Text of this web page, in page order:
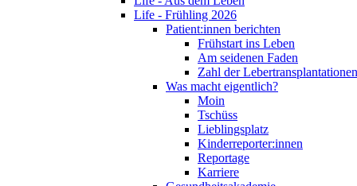
Life - Frühling 2026
Patient:innen berichten
Frühstart ins Leben
Am seidenen Faden
Zahl der
Was macht eigentlich?
Moin
Tschüss
Lieblingsplatz
Kinderreporter:innen
Reportage
Karriere